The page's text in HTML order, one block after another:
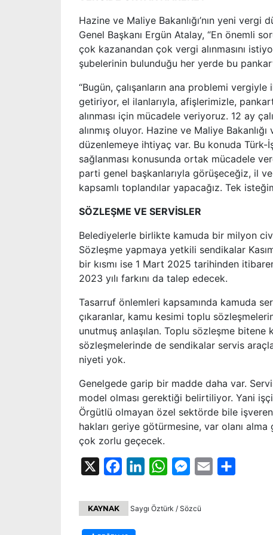
Hazine ve Maliye Bakanlığı’nın yeni
Genel Başkanı Ergün Atalay, “En önemli
çok kazanandan çok vergi alınmasını
şubelerinin bulunduğu her yerde bu
“Bugün, çalışanların ana problemi
getiriyor, el ilanlarıyla, afişlerimizle,
alınması için mücadele veriyoruz. 12 ay
alınmış oluyor. Hazine ve Maliye
düzenlemeye ihtiyaç var. Bu konuda
sağlanması konusunda ortak mücadele
parti genel başkanlarıyla görüşeceğiz, il
kapsamlı toplandılar yapacağız. Tek
SÖZLEŞME VE SERVİSLER
Belediyelerle birlikte kamuda bir milyon
Sözleşme yapmaya yetkili sendikalar
bir kısmı ise 1 Mart 2025 tarihinden
2023 yılı farkını da talep edecek.
Tasarruf önlemleri kapsamında kamuda
çıkaranlar, kamu kesimi toplu
unutmuş anlaşılan. Toplu sözleşme bitene
sözleşmelerinde de sendikalar servis
niyeti yok.
Genelgede garip bir madde daha var.
model olması gerektiği belirtiliyor. Yani
Örgütlü olmayan özel sektörde bile
hakları geriye götürmesine, var olanı
çok zorlu geçecek.
FacebookLinkedInWhatsAppMessenger
Email
KAYNAK Saygı Öztürk / Sözcü